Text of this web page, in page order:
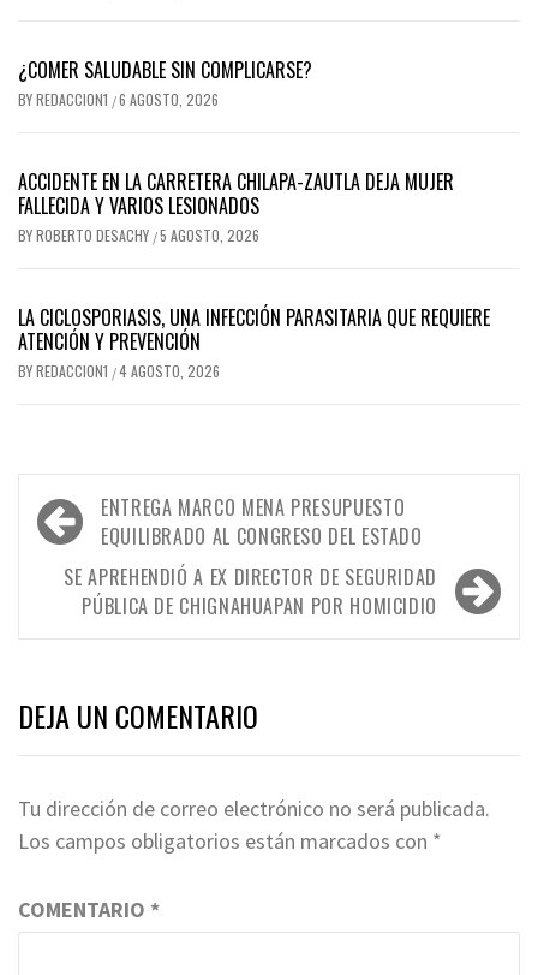
¿COMER SALUDABLE SIN COMPLICARSE?
BYREDACCION1 /6 AGOSTO, 2026
ACCIDENTE EN LA CARRETERA CHILAPA-ZAUTLA DEJA MUJER
FALLECIDA Y VARIOS LESIONADOS
BYROBERTO DESACHY /5 AGOSTO, 2026
LA CICLOSPORIASIS, UNA INFECCIÓN PARASITARIA QUE REQUIERE
ATENCIÓN Y PREVENCIÓN
BYREDACCION1 /4 AGOSTO, 2026
Navegación
de
entradas
ENTREGA MARCO MENA PRESUPUESTO
EQUILIBRADO AL CONGRESO DEL ESTADO
SE APREHENDIÓ A EX DIRECTOR DE SEGURIDAD
PÚBLICA DE CHIGNAHUAPAN POR HOMICIDIO
DEJA UN COMENTARIO
Tu dirección de correo electrónico no será publicada.
Los campos obligatorios están marcados con *
COMENTARIO *